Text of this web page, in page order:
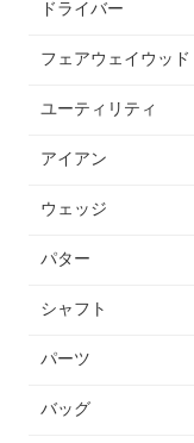
ドライバー
フェアウェイウッド
ユーティリティ
アイアン
ウェッジ
パター
シャフト
パーツ
バッグ